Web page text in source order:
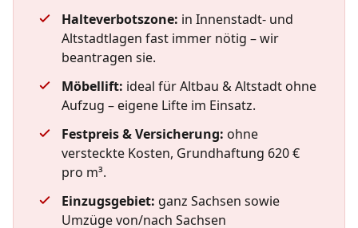
Halteverbotszone: in Innenstadt- und
Altstadtlagen fast immer nötig – wir
beantragen sie.
Möbellift: ideal für Altbau & Altstadt ohne
Aufzug – eigene Lifte im Einsatz.
Festpreis & Versicherung: ohne
versteckte Kosten, Grundhaftung 620 €
pro m³.
Einzugsgebiet: ganz Sachsen sowie
Umzüge von/nach Sachsen